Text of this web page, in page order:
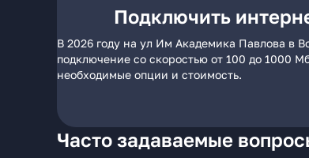
Подключить
В 2026 году на ул Им Академика Павлова в
подключение со скоростью от 100 до 1000
необходимые опции и стоимость.
Часто задаваемые